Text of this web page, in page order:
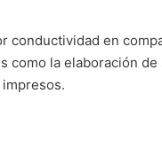
conductividad en
como la elaboración